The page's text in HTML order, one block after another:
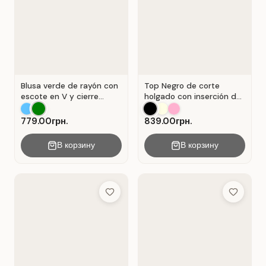
Blusa verde de rayón con
escote en V y cierre
Verde .
779.00грн.
В корзину
Top Negro de corte
holgado con inserción de
encaje calado.
839.00грн.
В корзину
Add to Wish List Add to